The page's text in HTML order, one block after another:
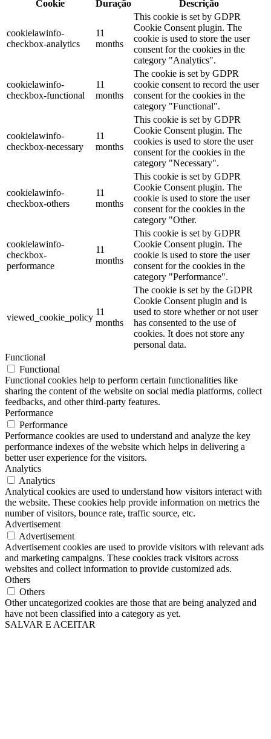
Cookie
Duração Descrição
cookielawinfo-
checkbox-analytics
11
months
This cookie is set by GDPR
Cookie Consent plugin. The
cookie is used to store the user
consent for the cookies in the
category "Analytics".
cookielawinfo-
checkbox-functional
11
months
The cookie is set by GDPR
cookie consent to record the user
consent for the cookies in the
category "Functional".
cookielawinfo-
checkbox-necessary
11
months
This cookie is set by GDPR
Cookie Consent plugin. The
cookies is used to store the user
consent for the cookies in the
category "Necessary".
cookielawinfo-
checkbox-others
11
months
This cookie is set by GDPR
Cookie Consent plugin. The
cookie is used to store the user
consent for the cookies in the
category "Other.
cookielawinfo-
checkbox-
performance
11
months
This cookie is set by GDPR
Cookie Consent plugin. The
cookie is used to store the user
consent for the cookies in the
category "Performance".
viewed_cookie_policy
11
months
The cookie is set by the GDPR
Cookie Consent plugin and is
used to store whether or not user
has consented to the use of
cookies. It does not store any
personal data.
Functional
Functional
Functional cookies help to perform certain functionalities like
sharing the content of the website on social media platforms, collect
feedbacks, and other third-party features.
Performance
Performance
Performance cookies are used to understand and analyze the key
performance indexes of the website which helps in delivering a
better user experience for the visitors.
Analytics
Analytics
Analytical cookies are used to understand how visitors interact with
the website. These cookies help provide information on metrics the
number of visitors, bounce rate, traffic source, etc.
Advertisement
Advertisement
Advertisement cookies are used to provide visitors with relevant ads
and marketing campaigns. These cookies track visitors across
websites and collect information to provide customized ads.
Others
Others
Other uncategorized cookies are those that are being analyzed and
have not been classified into a category as yet.
SALVAR E ACEITAR